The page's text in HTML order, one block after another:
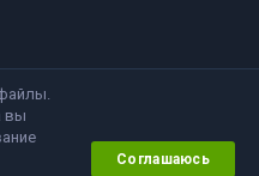
Все
вы
Соглашаюсь